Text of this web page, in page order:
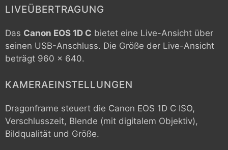
LIVEÜBERTRAGUNG
Das Canon EOS 1D C bietet eine Live-Ansicht über
seinen USB-Anschluss. Die Größe der Live-Ansicht
beträgt 960 x 640.
KAMERAEINSTELLUNGEN
Dragonframe steuert die Canon EOS 1D C ISO,
Verschlusszeit, Blende (mit digitalem Objektiv),
Bildqualität und Größe.